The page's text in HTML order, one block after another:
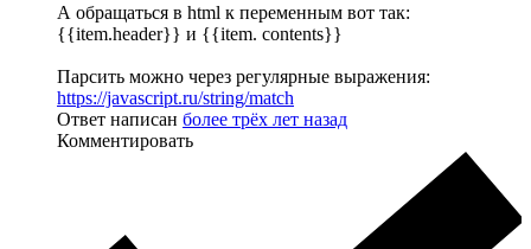
А обращаться в html к переменным вот так:
{{item.header}} и {{item. contents}}
Парсить можно через регулярные выражения:
https://javascript.ru/string/match
Ответ написан более трёх лет назад
Комментировать